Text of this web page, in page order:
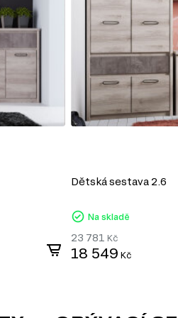
Dětská sestava 2.6
Na skladě
23 781 Kč
18 549 Kč